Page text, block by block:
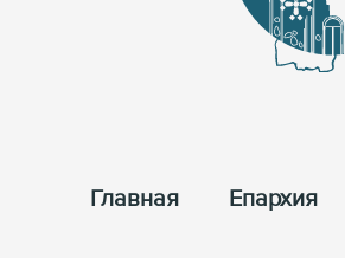
Главная Епархия